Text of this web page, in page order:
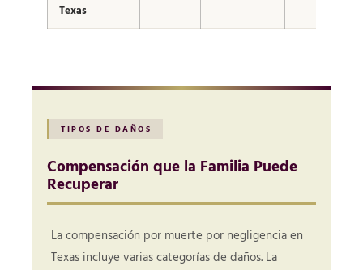
Texas
TIPOS DE DAÑOS
Compensación que la Familia Puede
Recuperar
La compensación por muerte por negligencia en
Texas incluye varias categorías de daños. La